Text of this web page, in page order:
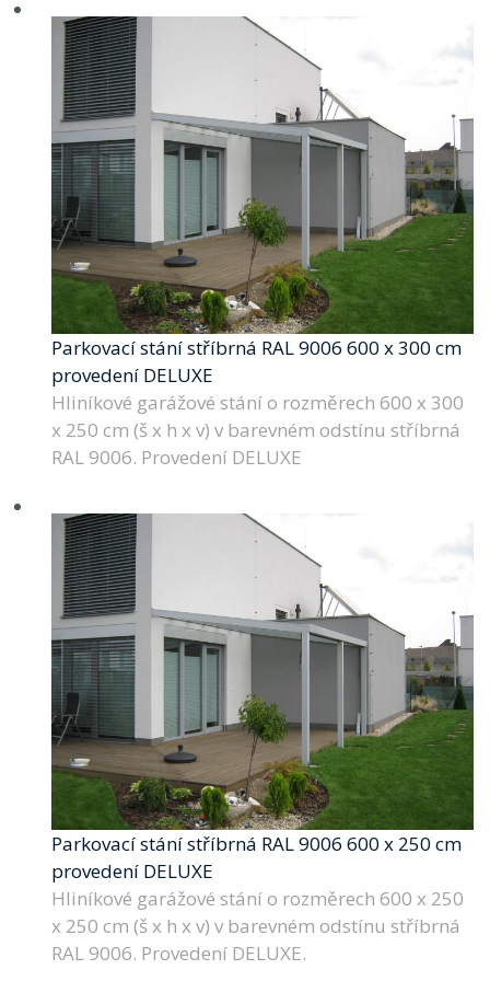
Parkovací stání stříbrná RAL 9006 600 x 300 cm
provedení DELUXE
Hliníkové garážové stání o rozměrech 600 x 300
x 250 cm (š x h x v) v barevném odstínu stříbrná
RAL 9006. Provedení DELUXE
Parkovací stání stříbrná RAL 9006 600 x 250 cm
provedení DELUXE
Hliníkové garážové stání o rozměrech 600 x 250
x 250 cm (š x h x v) v barevném odstínu stříbrná
RAL 9006. Provedení DELUXE.